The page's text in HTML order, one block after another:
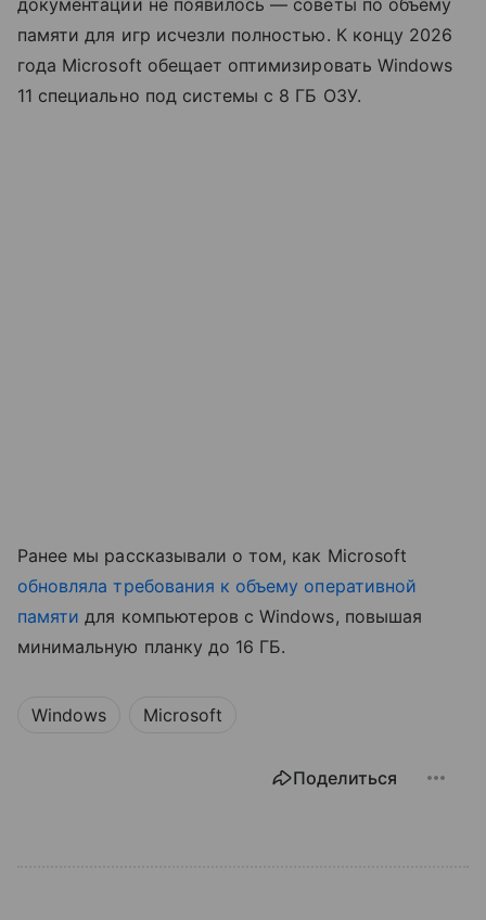
документации не появилось — советы по объему
памяти для игр исчезли полностью. К концу 2026
года Microsoft обещает оптимизировать Windows
11 специально под системы с 8 ГБ ОЗУ.
Ранее мы рассказывали о том, как Microsoft
обновляла требования к объему оперативной
памяти для компьютеров с Windows, повышая
минимальную планку до 16 ГБ.
Windows Microsoft
Поделиться